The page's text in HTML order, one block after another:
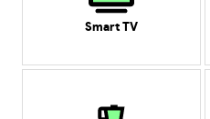
Smart TV